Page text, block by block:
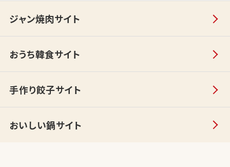
ジャン焼肉サイト
おうち韓食サイト
手作り餃子サイト
おいしい鍋サイト